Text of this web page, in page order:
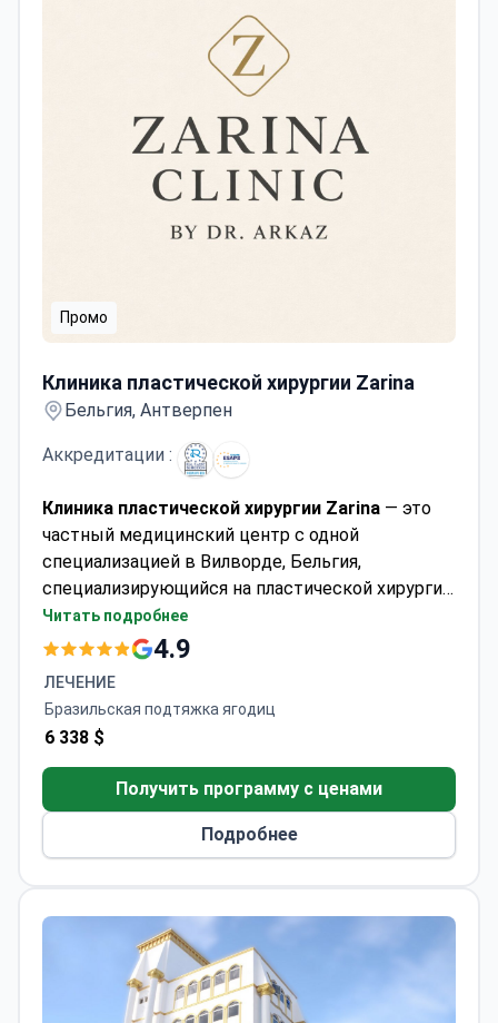
Промо
Клиника пластической хирургии Zarina
Бельгия, Антверпен
Аккредитации :
Клиника пластической хирургии Zarina — это
частный медицинский центр с одной
специализацией в Вилворде, Бельгия,
специализирующийся на пластической хирургии,
эстетической медицине и косметологии.
Клиника принимает как взрослых, так и детей и
Чаще всего клинику посещают пациенты из
Европы, стран Содружества, Балкан и
государств Лиги арабских стран.
Читать подробнее
4.9
ЛЕЧЕНИЕ
Бразильская подтяжка ягодиц
6 338 $
Получить программу с ценами
Подробнее